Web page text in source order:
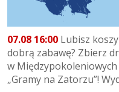
07.08 16:00 Lubisz
dobrą zabawę? Zbierz
w
„Gramy na Zatorzu”!